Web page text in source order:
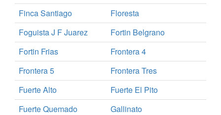
Finca Santiago
Floresta
Foguista J F Juarez
Fortin Belgrano
Fortin Frias
Frontera 4
Frontera 5
Frontera Tres
Fuerte Alto
Fuerte El Pito
Fuerte Quemado
Gallinato